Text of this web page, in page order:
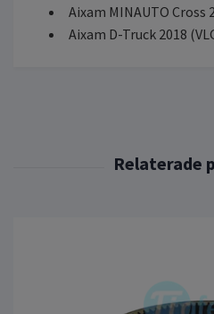
Aixam MINAUTO Cross
Aixam D-Truck 2018